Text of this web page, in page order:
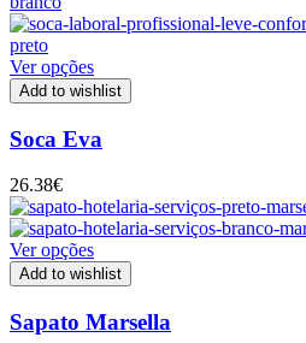
Ver opções
Add to wishlist
Soca Eva
26.38€
Ver opções
Add to wishlist
Sapato Marsella